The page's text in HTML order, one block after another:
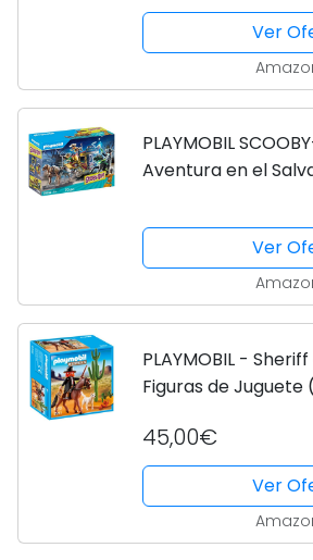
Ver
PLAYMOBIL
Aventura en el
Ver
PLAYMOBIL -
Figuras de Juguete
45,00€
Ver